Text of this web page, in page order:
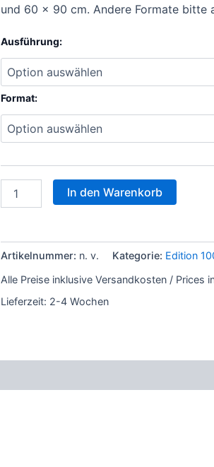
und 60 x 90 cm. Andere Formate bitte
Ausführung:
Format:
In den Warenkorb
Artikelnummer: n. v. Kategorie: Edition
Alle Preise inklusive Versandkosten / Prices
Lieferzeit: 2-4 Wochen